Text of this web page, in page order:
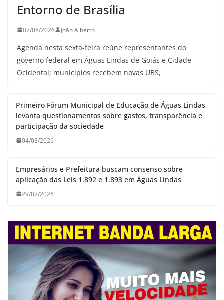
Entorno de Brasília
07/08/2026 João Alberto
Agenda nesta sexta-feira reúne representantes do
governo federal em Águas Lindas de Goiás e Cidade
Ocidental; municípios recebem novas UBS,
Primeiro Fórum Municipal de Educação de Águas Lindas
levanta questionamentos sobre gastos, transparência e
participação da sociedade
04/08/2026
Empresários e Prefeitura buscam consenso sobre
aplicação das Leis 1.892 e 1.893 em Águas Lindas
29/07/2026